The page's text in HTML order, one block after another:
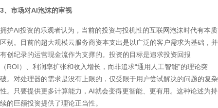
3、市场对AI泡沫的审视
拥护AI投资的乐观者认为，当前的投资与投机性的互联网泡沫时代有本质
区别。目前的超大规模云服务商资本支出是以广泛的客户需求为基础，并
有创纪录的运营现金流作为支撑的。投资的目标是追求投资回报
（ROI）、利润率扩张和收入增长，而非追求“通用人工智能”的理论突
破。对处理器的需求是没有上限的，仅受限于用户尝试解决的问题的复杂
性。只要提供更多计算能力，AI就会变得更智能、更有用。这种论述为持
续的巨额投资提供了理论正当性。